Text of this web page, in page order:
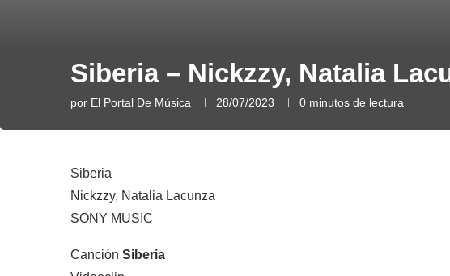
Siberia – Nickzzy, Natalia
por El Portal De Música 28/07/2023 0 minutos de lectura
Siberia
Nickzzy, Natalia Lacunza
SONY MUSIC
Canción Siberia